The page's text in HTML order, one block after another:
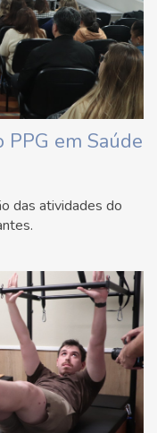
PPG em Saúde
das atividades do